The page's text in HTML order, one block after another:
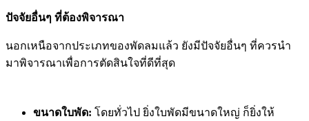
ปัจจัยอื่นๆ ที่ต้องพิจารณา
นอกเหนือจากประเภทของพัดลมแล้ว ยังมีปัจจัยอื่นๆ ที่ควรนำ
มาพิจารณาเพื่อการตัดสินใจที่ดีที่สุด
ขนาดใบพัด: โดยทั่วไป ยิ่งใบพัดมีขนาดใหญ่ ก็ยิ่งให้